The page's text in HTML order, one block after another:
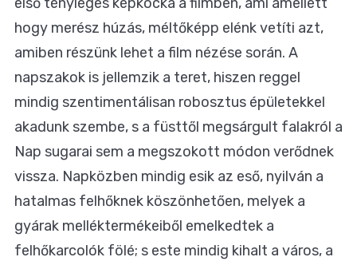
hogy merész húzás, méltőképp elénk vetíti azt,
amiben részünk lehet a film nézése során. A
napszakok is jellemzik a teret, hiszen reggel
mindig szentimentálisan robosztus épületekkel
akadunk szembe, s a füsttől megsárgult falakról a
Nap sugarai sem a megszokott módon verődnek
vissza. Napközben mindig esik az eső, nyilván a
hatalmas felhőknek köszönhetően, melyek a
gyárak melléktermékeiből emelkedtek a
felhőkarcolók fölé; s este mindig kihalt a város, a